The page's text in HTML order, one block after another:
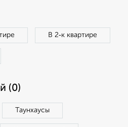
В 2‑к квартире
(0)
Таунхаусы